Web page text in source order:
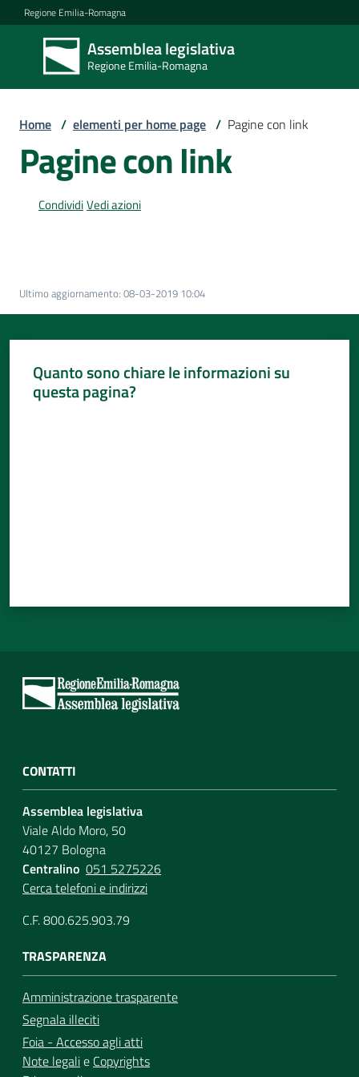
Vai al contenuto
Vai alla navigazione
Vai al footer
Regione Emilia-Romagna
Assemblea legislativa
Regione Emilia-Romagna
Assemblea
legislativa
Regione Emilia-
Assemblea
Argomenti
Per
media
Home / elementi per home page / Pagine con link
Pagine con link
CondividiVedi azioni
Ultimo aggiornamento: 08-03-2019 10:04
Quanto sono chiare le informazioni su
questa pagina?
CONTATTI
Assemblea legislativa
Viale Aldo Moro, 50
40127 Bologna
Centralino 051 5275226
Cerca telefoni e indirizzi
C.F. 800.625.903.79
TRASPARENZA
Amministrazione trasparente
Segnala illeciti
Foia - Accesso agli atti
Note legalie Copyrights